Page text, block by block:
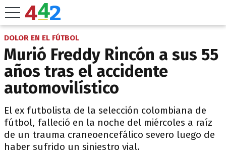
DOLOR EN EL FÚTBOL
Murió Freddy Rincón a sus 55
años tras el accidente
automovilístico
El ex futbolista de la selección colombiana de
fútbol, falleció en la noche del miércoles a raíz
de un trauma craneoencefálico severo luego de
haber sufrido un siniestro vial.